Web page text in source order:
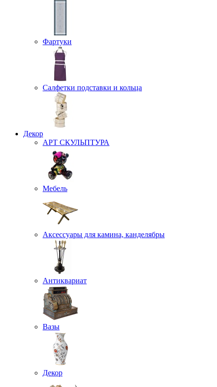
Фартуки
Салфетки подставки и кольца
Декор
АРТ СКУЛЬПТУРА
Мебель
Аксессуары для камина, канделябры
Антиквариат
Вазы
Декор